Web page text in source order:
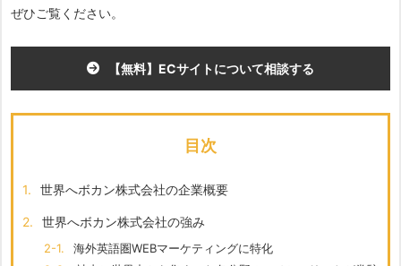
ぜひご覧ください。
【無料】ECサイトについて相談する
目次
1. 世界へボカン株式会社の企業概要
2. 世界へボカン株式会社の強み
2-1.
海外英語圏WEBマーケティングに特化